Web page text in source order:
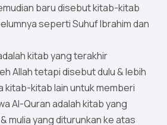
baru disebut kitab-kitab
seperti Suhuf Ibrahim dan
kitab yang terakhir
Allah tetapi disebut dulu & lebih
kitab-kitab lain untuk memberi
Al-Quran adalah kitab yang
mulia yang diturunkan ke atas